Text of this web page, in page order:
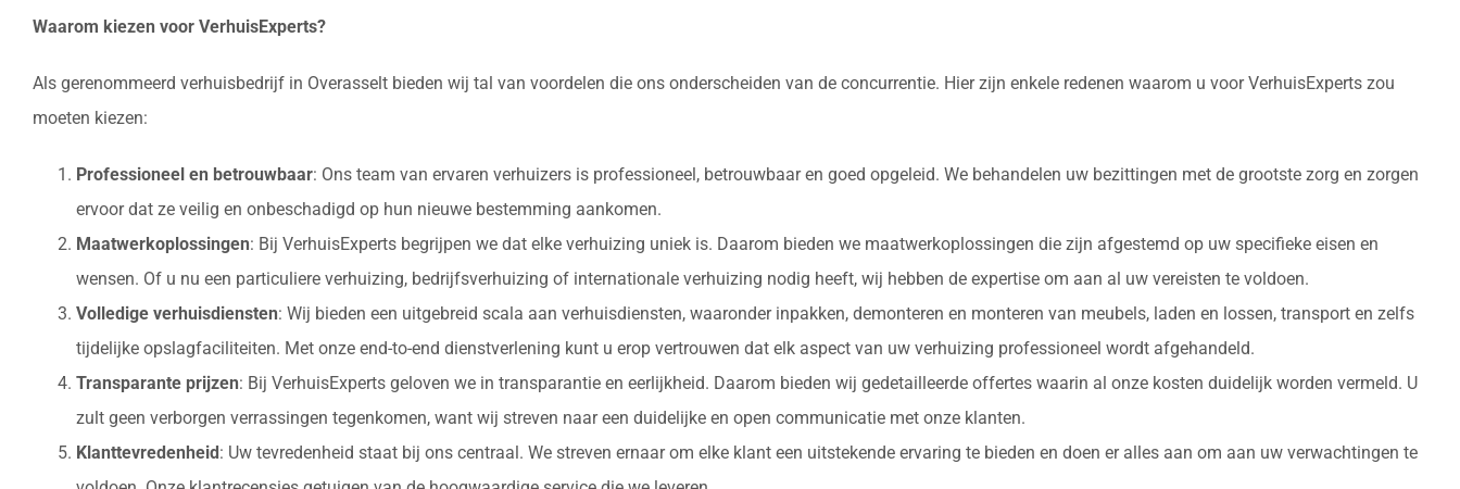
Waarom kiezen voor VerhuisExperts?
Als gerenommeerd verhuisbedrijf in Overasselt bieden wij tal van voordelen die ons onderscheiden van de concurrentie. Hier zijn enkele redenen waarom u voor VerhuisExperts zou
moeten kiezen:
Professioneel en betrouwbaar: Ons team van ervaren verhuizers is professioneel, betrouwbaar en goed opgeleid. We behandelen uw bezittingen met de grootste zorg en zorgen
ervoor dat ze veilig en onbeschadigd op hun nieuwe bestemming aankomen.
Maatwerkoplossingen: Bij VerhuisExperts begrijpen we dat elke verhuizing uniek is. Daarom bieden we maatwerkoplossingen die zijn afgestemd op uw specifieke eisen en
wensen. Of u nu een particuliere verhuizing, bedrijfsverhuizing of internationale verhuizing nodig heeft, wij hebben de expertise om aan al uw vereisten te voldoen.
Volledige verhuisdiensten: Wij bieden een uitgebreid scala aan verhuisdiensten, waaronder inpakken, demonteren en monteren van meubels, laden en lossen, transport en zelfs
tijdelijke opslagfaciliteiten. Met onze end-to-end dienstverlening kunt u erop vertrouwen dat elk aspect van uw verhuizing professioneel wordt afgehandeld.
Transparante prijzen: Bij VerhuisExperts geloven we in transparantie en eerlijkheid. Daarom bieden wij gedetailleerde offertes waarin al onze kosten duidelijk worden vermeld. U
zult geen verborgen verrassingen tegenkomen, want wij streven naar een duidelijke en open communicatie met onze klanten.
Klanttevredenheid: Uw tevredenheid staat bij ons centraal. We streven ernaar om elke klant een uitstekende ervaring te bieden en doen er alles aan om aan uw verwachtingen te